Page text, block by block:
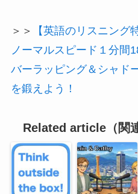
＞＞
【英語のリスニング
ノーマルスピード１分間
バーラッピング＆シャド
を鍛えよう！
Related article（関